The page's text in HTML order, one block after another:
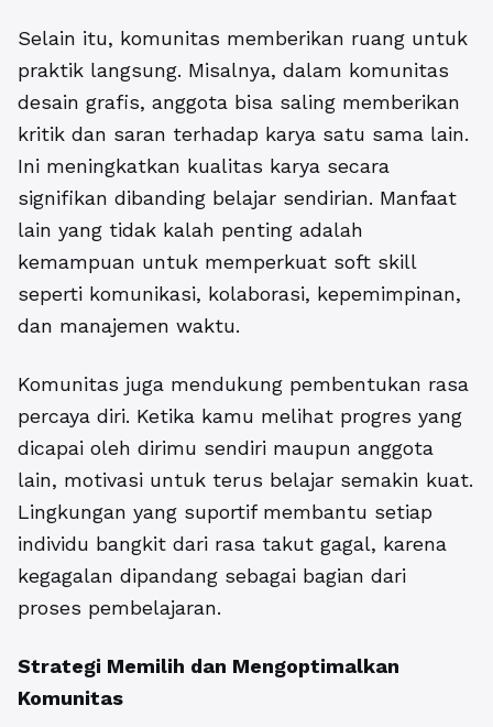
Selain itu, komunitas memberikan ruang untuk
praktik langsung. Misalnya, dalam komunitas
desain grafis, anggota bisa saling memberikan
kritik dan saran terhadap karya satu sama lain.
Ini meningkatkan kualitas karya secara
signifikan dibanding belajar sendirian. Manfaat
lain yang tidak kalah penting adalah
kemampuan untuk memperkuat soft skill
seperti komunikasi, kolaborasi, kepemimpinan,
dan manajemen waktu.
Komunitas juga mendukung pembentukan rasa
percaya diri. Ketika kamu melihat progres yang
dicapai oleh dirimu sendiri maupun anggota
lain, motivasi untuk terus belajar semakin kuat.
Lingkungan yang suportif membantu setiap
individu bangkit dari rasa takut gagal, karena
kegagalan dipandang sebagai bagian dari
proses pembelajaran.
Strategi Memilih dan Mengoptimalkan
Komunitas